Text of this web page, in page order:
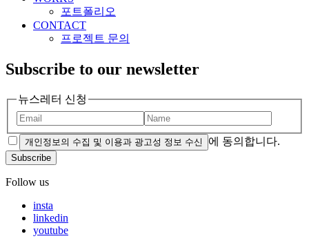
포트폴리오
CONTACT
프로젝트 문의
Subscribe to our newsletter
뉴스레터 신청
개인정보의 수집 및 이용과 광고성 정보 수신 에 동의합니다.
Subscribe
Follow us
insta
linkedin
youtube